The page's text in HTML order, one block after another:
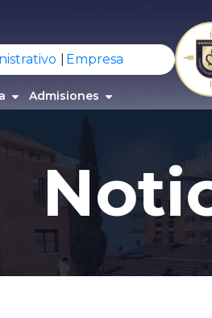
Empresa
Admisiones